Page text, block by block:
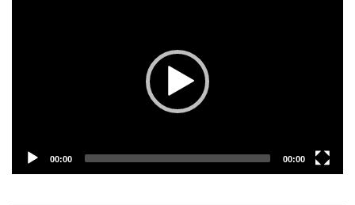
Кенгайтирилган қидирув
Сайт харитаси
00:00 00:00